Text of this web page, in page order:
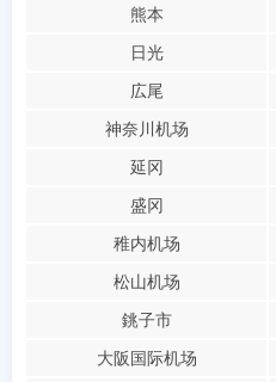
熊本
日光
広尾
神奈川机场
延冈
盛冈
稚内机场
松山机场
銚子市
大阪国际机场